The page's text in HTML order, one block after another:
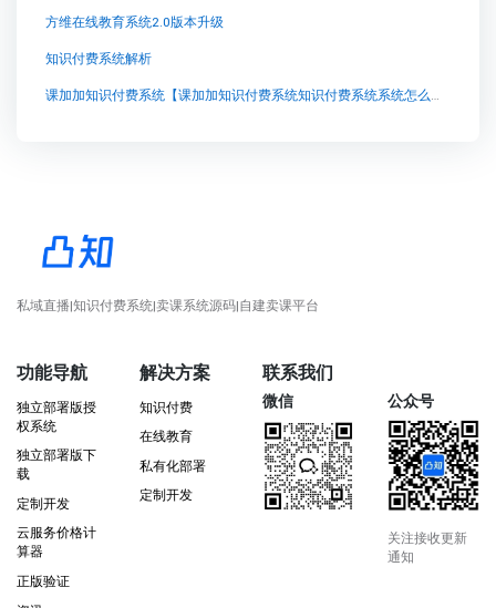
方维在线教育系统2.0版本升级
知识付费系统解析
课加加知识付费系统【课加加知识付费系统知识付费系统系统怎么制作，知识付费系统搭建使用教程】
私域直播|知识付费系统|卖课系统源码|自建卖课平台
功能导航
独立部署版授
权系统
独立部署版下
载
定制开发
云服务价格计
算器
正版验证
解决方案
知识付费
在线教育
私有化部署
定制开发
联系我们
微信 公众号
关注接收更新
通知